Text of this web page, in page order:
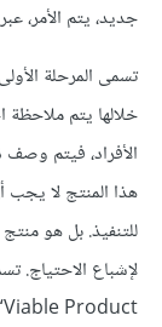
جديد، يتم الأمر،
خلالها يتم
الأفراد، فيتم
هذا المنتج لا يجب
للتنفيذ. بل هو
Viable Product“.